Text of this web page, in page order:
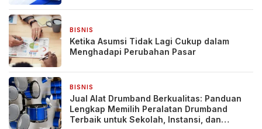
BISNIS
Ketika Asumsi Tidak Lagi Cukup dalam
Menghadapi Perubahan Pasar
BISNIS
Jual Alat Drumband Berkualitas: Panduan
Lengkap Memilih Peralatan Drumband
Terbaik untuk Sekolah, Instansi, dan